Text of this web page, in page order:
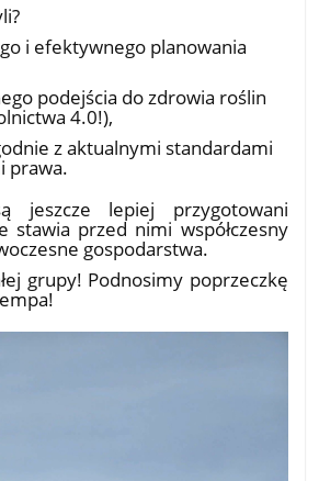
i efektywnego planowania
podejścia do zdrowia roślin
4.0!),
z aktualnymi standardami
prawa.
jeszcze lepiej przygotowani
stawia przed nimi współczesny
gospodarstwa.
grupy! Podnosimy poprzeczkę